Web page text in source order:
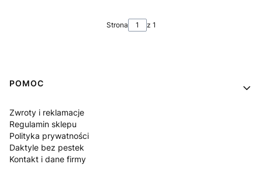
Strona z 1
Linki w stopce
POMOC
Zwroty i reklamacje
Regulamin sklepu
Polityka prywatności
Daktyle bez pestek
Kontakt i dane firmy